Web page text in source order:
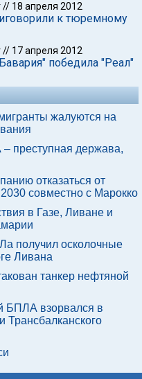
// 18 апреля 2012
к тюремному
// 17 апреля 2012
победила "Реал"
жалуются на
преступная держава,
отказаться от
совместно с Марокко
в Газе, Ливане и
получил осколочные
Ливана
танкер нефтяной
БПЛА взорвался в
Трансбалканского